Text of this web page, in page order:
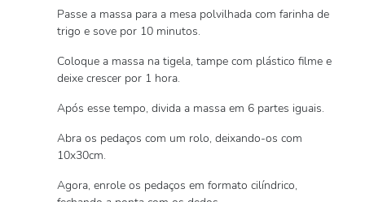
Passe a massa para a mesa polvilhada com farinha de
trigo e sove por 10 minutos.
Coloque a massa na tigela, tampe com plástico filme e
deixe crescer por 1 hora.
Após esse tempo, divida a massa em 6 partes iguais.
Abra os pedaços com um rolo, deixando-os com
10x30cm.
Agora, enrole os pedaços em formato cilíndrico,